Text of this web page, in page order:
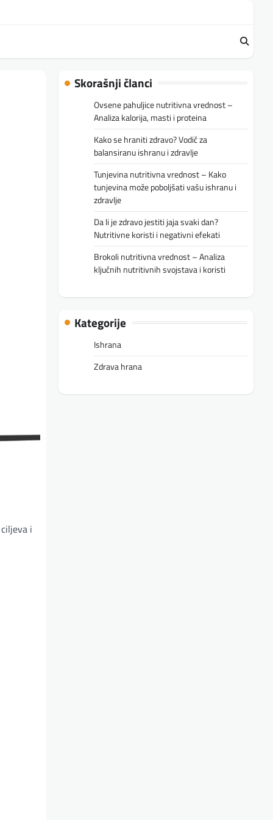
i
Skorašnji članci
Ovsene pahuljice nutritivna vrednost –
Analiza kalorija, masti i proteina
Kako se hraniti zdravo? Vodič za
balansiranu ishranu i zdravlje
Tunjevina nutritivna vrednost – Kako
tunjevina može poboljšati vašu ishranu i
zdravlje
Da li je zdravo jestiti jaja svaki dan?
Nutritivne koristi i negativni efekati
Brokoli nutritivna vrednost – Analiza
ključnih nutritivnih svojstava i koristi
Kategorije
Ishrana
Zdrava hrana